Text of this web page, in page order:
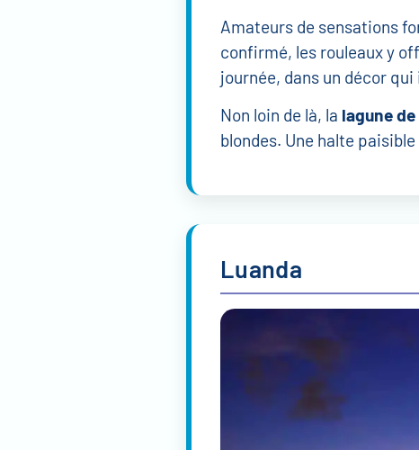
Amateurs de sensations
confirmé, les rouleaux y
journée, dans un décor
Non loin de là, la lagune
blondes. Une halte
Luanda